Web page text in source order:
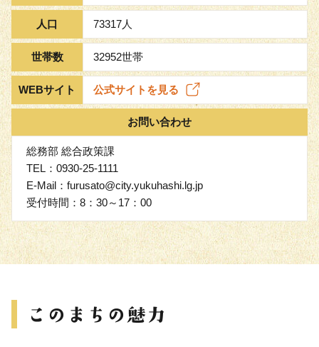
人口 73317人
世帯数 32952世帯
WEBサイト 公式サイトを見る
お問い合わせ
総務部 総合政策課
TEL：0930-25-1111
E-Mail：furusato@city.yukuhashi.lg.jp
受付時間：8：30～17：00